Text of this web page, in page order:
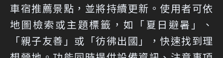
車宿推薦景點，並將持續更新。使用者可依
地圖檢索或主題標籤，如「夏日避暑」、
「親子友善」或「彷彿出國」，快速找到理